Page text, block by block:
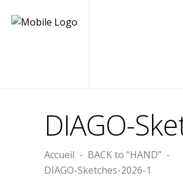
DIAGO-
Accueil - BACK to “HAND” -
DIAGO-Sketches-2026-1